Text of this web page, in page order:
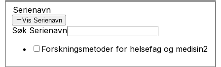
Serienavn
Vis Serienavn
Søk Serienavn
Forskningsmetoder for helsefag og medisin2